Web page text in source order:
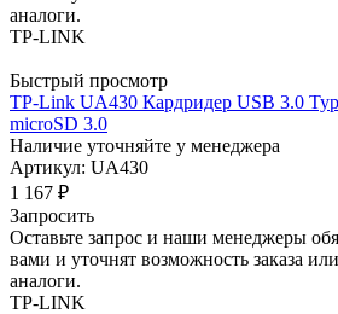
аналоги.
TP-LINK
Быстрый просмотр
TP-Link UA430 Кардридер USB 3.0
microSD 3.0
Наличие уточняйте у менеджера
Артикул: UA430
1 167 ₽
Запросить
Оставьте запрос и наши менеджеры
вами и уточнят возможность заказа
аналоги.
TP-LINK